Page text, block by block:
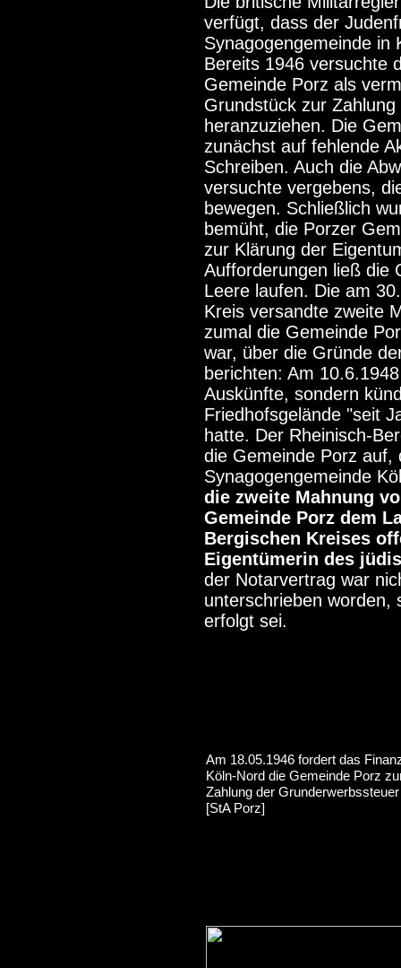
verfügt, dass der
Synagogengemeinde in
Bereits 1946 versuchte
Gemeinde Porz als
Grundstück zur
heranzuziehen. Die
zunächst auf fehlende
Schreiben. Auch die
versuchte vergebens,
bewegen. Schließlich
bemüht, die Porzer
zur Klärung der
Aufforderungen ließ die
Leere laufen. Die am
Kreis versandte zweite
zumal die Gemeinde
war, über die Gründe
berichten: Am
Auskünfte, sondern
Friedhofsgelände "seit
hatte. Der Rheinisch-
die Gemeinde Porz auf,
Synagogengemeinde
die zweite Mahnung
Gemeinde Porz dem
Bergischen Kreises
Eigentümerin des
der Notarvertrag war
unterschrieben worden,
erfolgt sei.
Am 18.05.1946 fordert das
Köln-Nord die Gemeinde Porz
Zahlung der
[StA Porz]